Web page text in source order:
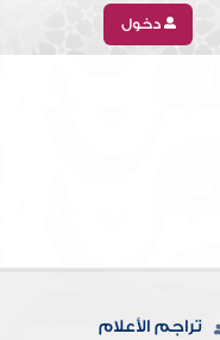
دخول
تراجم الأعلام